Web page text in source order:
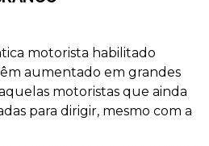
motorista habilitado
aumentado em grandes
motoristas que ainda
para dirigir, mesmo com a